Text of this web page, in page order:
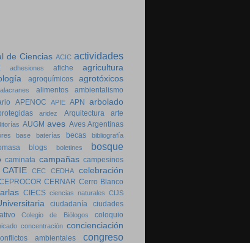
de Ciencias ACIC actividades
adhesiones afiche agricultura
agroquímicos
agrotóxicos
alacranes alimentos ambientalismo
APENOC APIE APN arbolado
aridez Arquitectura
arte
AUGM aves Aves Argentinas
base baterías becas bibliografía
blogs boletines
bosque
caminata campañas campesinos
CATIE CEC CEDHA celebración
CERNAR Cerro Blanco
CIECS ciencias naturales CIJS
ciudadanía
ciudades
Colegio de Biólogos
coloquio
concentración concienciación
ambientales congreso